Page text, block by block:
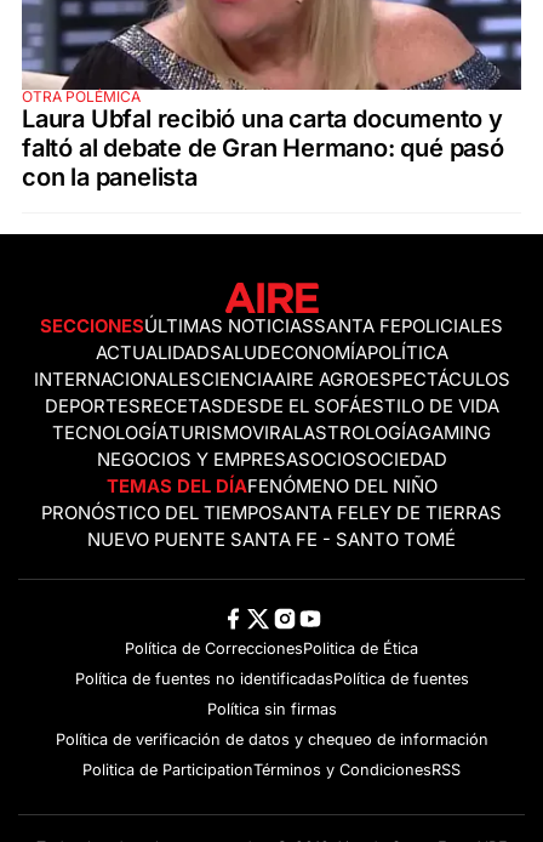
OTRA POLÉMICA
Laura Ubfal recibió una carta documento y
faltó al debate de Gran Hermano: qué pasó
con la panelista
SECCIONESÚLTIMAS NOTICIASSANTA FEPOLICIALES
ACTUALIDADSALUDECONOMÍAPOLÍTICA
INTERNACIONALESCIENCIAAIRE AGROESPECTÁCULOS
DEPORTESRECETASDESDE EL SOFÁESTILO DE VIDA
TECNOLOGÍATURISMOVIRALASTROLOGÍAGAMING
NEGOCIOS Y EMPRESASOCIOSOCIEDAD
TEMAS DEL DÍAFENÓMENO DEL NIÑO
PRONÓSTICO DEL TIEMPOSANTA FELEY DE TIERRAS
NUEVO PUENTE SANTA FE - SANTO TOMÉ
Política de CorreccionesPolitica de Ética
Política de fuentes no identificadasPolítica de fuentes
Política sin firmas
Política de verificación de datos y chequeo de información
Politica de ParticipationTérminos y CondicionesRSS